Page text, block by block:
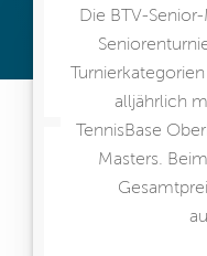
Die BTV-
alljährlich
TennisBase
Masters.